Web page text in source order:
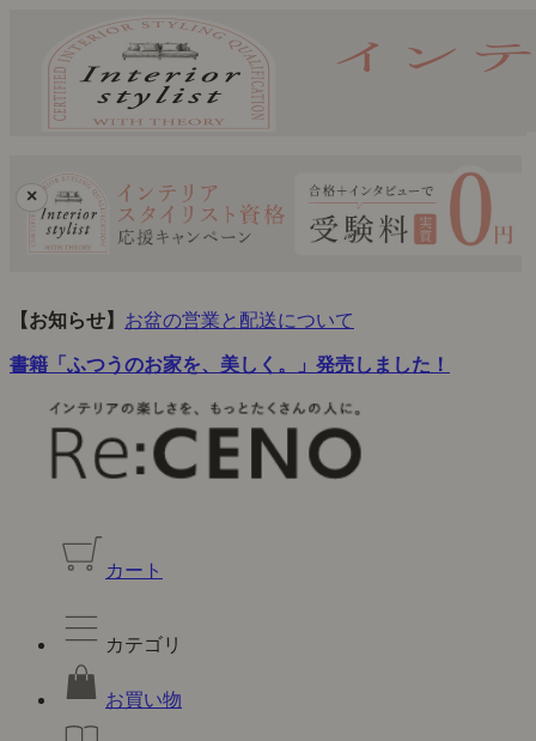
×
【お知らせ】 お盆の営業と配送について
書籍「ふつうのお家を、美しく。」発売しました！
カート
カテゴリ
お買い物